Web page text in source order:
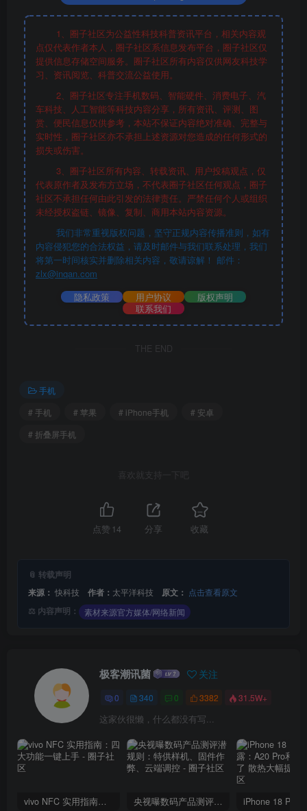
文章内容举报
相关阅读：iPhone 18e、iPhone手机、60Hz屏
幕
、苹果高刷屏、安卓
1、圈子社区为公益性科技科普资讯平台，相关内容观
点仅代表作者本人，圈子社区系信息发布平台，圈子社区仅
提供信息存储空间服务。圈子社区所有内容仅供网友科技学
习、资讯阅览、科普交流公益使用。
2、圈子社区专注手机数码、智能硬件、消费电子、汽
车科技、人工智能等科技内容分享，所有资讯、评测、图
赏、便民信息仅供参考，本站不保证内容绝对准确、完整与
实时性，圈子社区亦不承担上述资源对您造成的任何形式的
损失或伤害。
3、圈子社区所有内容、转载资讯、用户投稿观点，仅
代表原作者及发布方立场，不代表圈子社区任何观点，圈子
社区不承担任何由此引发的法律责任。严禁任何个人或组织
未经授权盗链、镜像、复制、商用本站内容资源。
我们非常重视版权问题，坚守正规内容传播准则，如有
内容侵犯您的合法权益，请及时邮件与我们联系处理，我们
将第一时间核实并删除相关内容，敬请谅解！ 邮件：
zlx@inqan.com
隐私政策
用户协议
版权声明
联系我们
THE END
手机
# 手机
# 苹果 # iPhone手机
# 安卓
# 折叠屏手机
喜欢就支持一下吧
点赞 14 分享 收藏
📎 转载声明
来源： 快科技 作者： 太平洋科技 原文： 点击查看原文
⚖️ 内容声明： 素材来源官方媒体/网络新闻
极客潮讯菌 关注
0 340 0 3382 31.5W+
这家伙很懒，什么都没有写...
vivo NFC 实用指南：四大功能一键上手 央视曝数码产品测评潜规则：特供样机、固件作弊、云端调控